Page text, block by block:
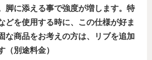
脚に添える事で強度が増します。特
どを使用する時に、この仕様が好ま
な商品をお考えの方は、リブを追加
（別途料金）